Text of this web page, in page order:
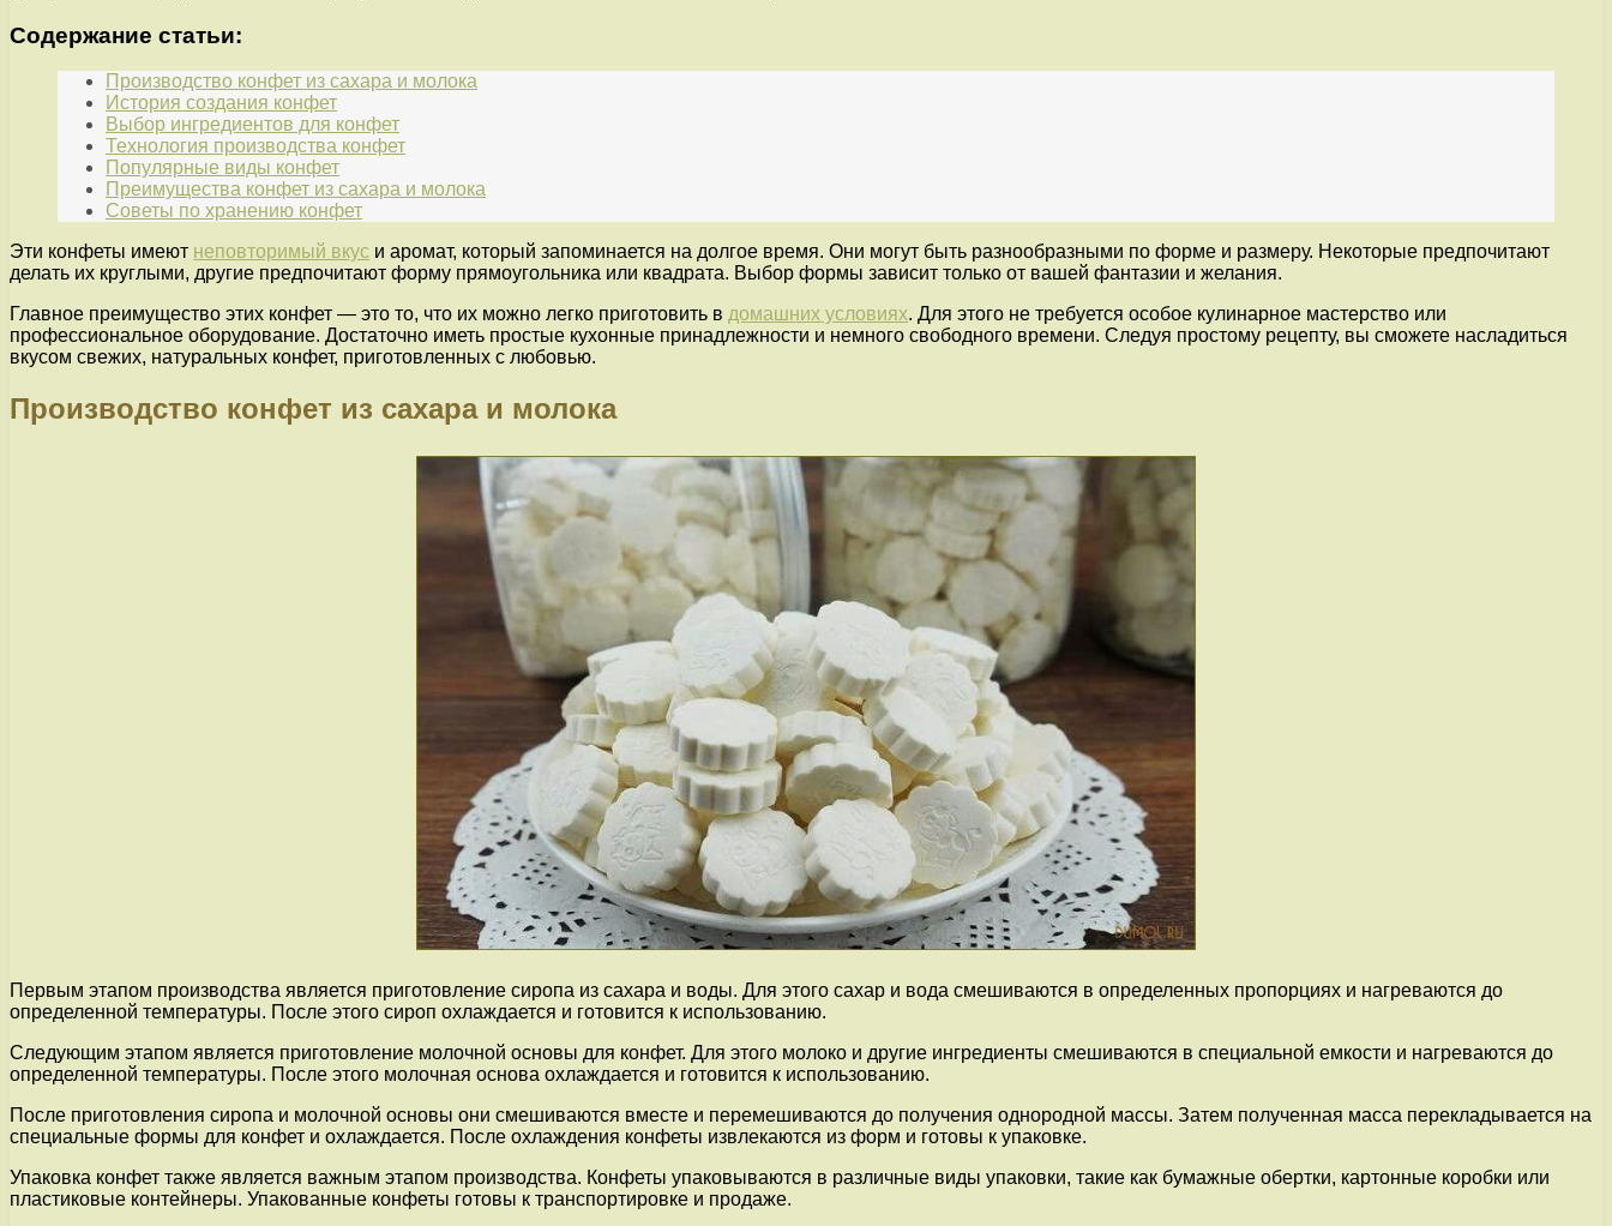
Содержание статьи:
Производство конфет из сахара и молока
История создания конфет
Выбор ингредиентов для конфет
Технология производства конфет
Популярные виды конфет
Преимущества конфет из сахара и молока
Советы по хранению конфет
Эти конфеты имеют неповторимый вкус и аромат, который запоминается на долгое время. Они могут быть разнообразными по форме и размеру. Некоторые предпочитают
делать их круглыми, другие предпочитают форму прямоугольника или квадрата. Выбор формы зависит только от вашей фантазии и желания.
Главное преимущество этих конфет — это то, что их можно легко приготовить в домашних условиях. Для этого не требуется особое кулинарное мастерство или
профессиональное оборудование. Достаточно иметь простые кухонные принадлежности и немного свободного времени. Следуя простому рецепту, вы сможете насладиться
вкусом свежих, натуральных конфет, приготовленных с любовью.
Производство конфет из сахара и молока
Первым этапом производства является приготовление сиропа из сахара и воды. Для этого сахар и вода смешиваются в определенных пропорциях и нагреваются до
определенной температуры. После этого сироп охлаждается и готовится к использованию.
Следующим этапом является приготовление молочной основы для конфет. Для этого молоко и другие ингредиенты смешиваются в специальной емкости и нагреваются до
определенной температуры. После этого молочная основа охлаждается и готовится к использованию.
После приготовления сиропа и молочной основы они смешиваются вместе и перемешиваются до получения однородной массы. Затем полученная масса перекладывается на
специальные формы для конфет и охлаждается. После охлаждения конфеты извлекаются из форм и готовы к упаковке.
Упаковка конфет также является важным этапом производства. Конфеты упаковываются в различные виды упаковки, такие как бумажные обертки, картонные коробки или
пластиковые контейнеры. Упакованные конфеты готовы к транспортировке и продаже.